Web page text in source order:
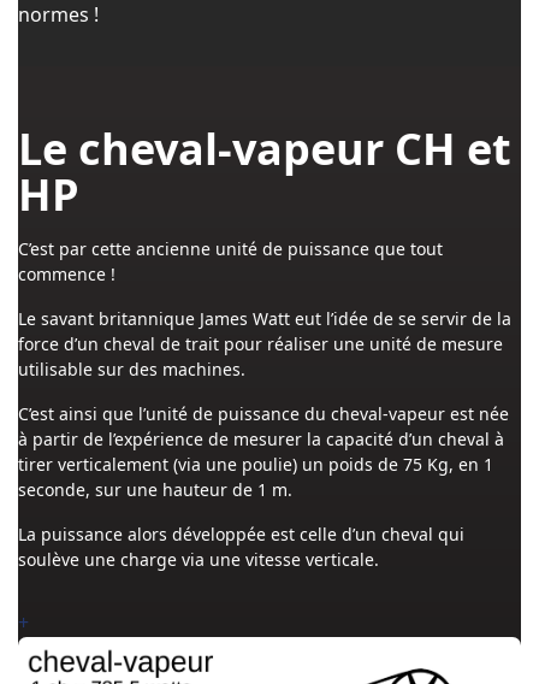
normes !
Le cheval-vapeur CH et
HP
C’est par cette ancienne unité de puissance que tout
commence !
Le savant britannique James Watt eut l’idée de se servir de la
force d’un cheval de trait pour réaliser une unité de mesure
utilisable sur des machines.
C’est ainsi que l’unité de puissance du cheval-vapeur est née
à partir de l’expérience de mesurer la capacité d’un cheval à
tirer verticalement (via une poulie) un poids de 75 Kg, en 1
seconde, sur une hauteur de 1 m.
La puissance alors développée est celle d’un cheval qui
soulève une charge via une vitesse verticale.
+